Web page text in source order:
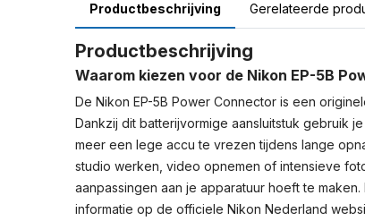
Productbeschrijving Gerelateerde
Productbeschrijving
Waarom kiezen voor de Nikon EP-5B
De Nikon EP-5B Power Connector is een
Dankzij dit batterijvormige aansluitstuk gebruik
meer een lege accu te vrezen tijdens lange
studio werken, video opnemen of intensieve
aanpassingen aan je apparatuur hoeft te
informatie op de officiele Nikon Nederland